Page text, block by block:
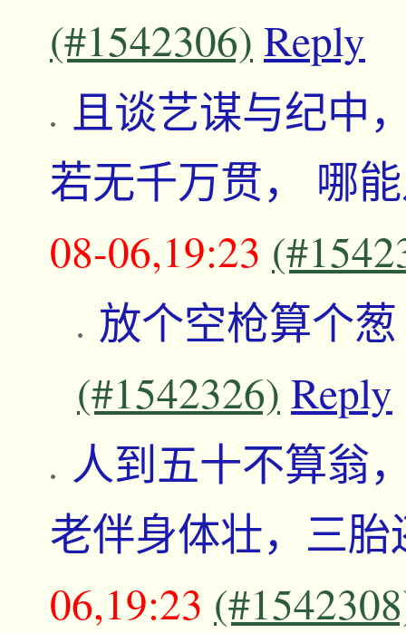
(#1542306) Reply
且谈艺谋与纪中
若无千万贯， 哪
08-06,19:23
放个空枪算个
(#1542326) Reply
人到五十不算翁
老伴身体壮，三
06,19:23